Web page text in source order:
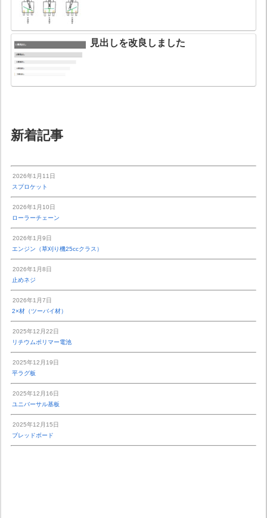
見出しを改良しました
新着記事
2026年1月11日
スプロケット
2026年1月10日
ローラーチェーン
2026年1月9日
エンジン（草刈り機25ccクラス）
2026年1月8日
止めネジ
2026年1月7日
2×材（ツーバイ材）
2025年12月22日
リチウムポリマー電池
2025年12月19日
平ラグ板
2025年12月16日
ユニバーサル基板
2025年12月15日
ブレッドボード